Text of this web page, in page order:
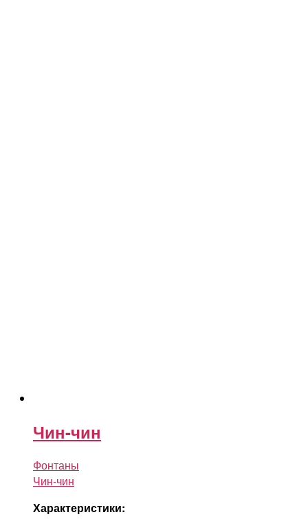
Чин-чин
Фонтаны
Чин-чин
Характеристики: